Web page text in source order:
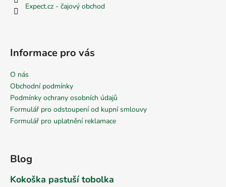
Expect.cz - čajový obchod
Informace pro vás
O nás
Obchodní podmínky
Podmínky ochrany osobních údajů
Formulář pro odstoupení od kupní smlouvy
Formulář pro uplatnění reklamace
Blog
Kokoška pastuší tobolka